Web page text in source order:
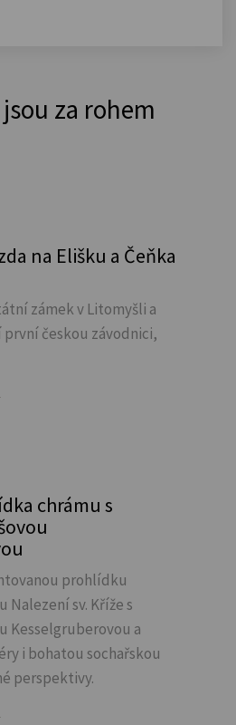
za rohem
na Elišku a Čeňka
zámek v Litomyšli a
českou závodnici,
chrámu s
prohlídku
Nalezení sv. Kříže s
Kesselgruberovou a
i bohatou sochařskou
perspektivy.